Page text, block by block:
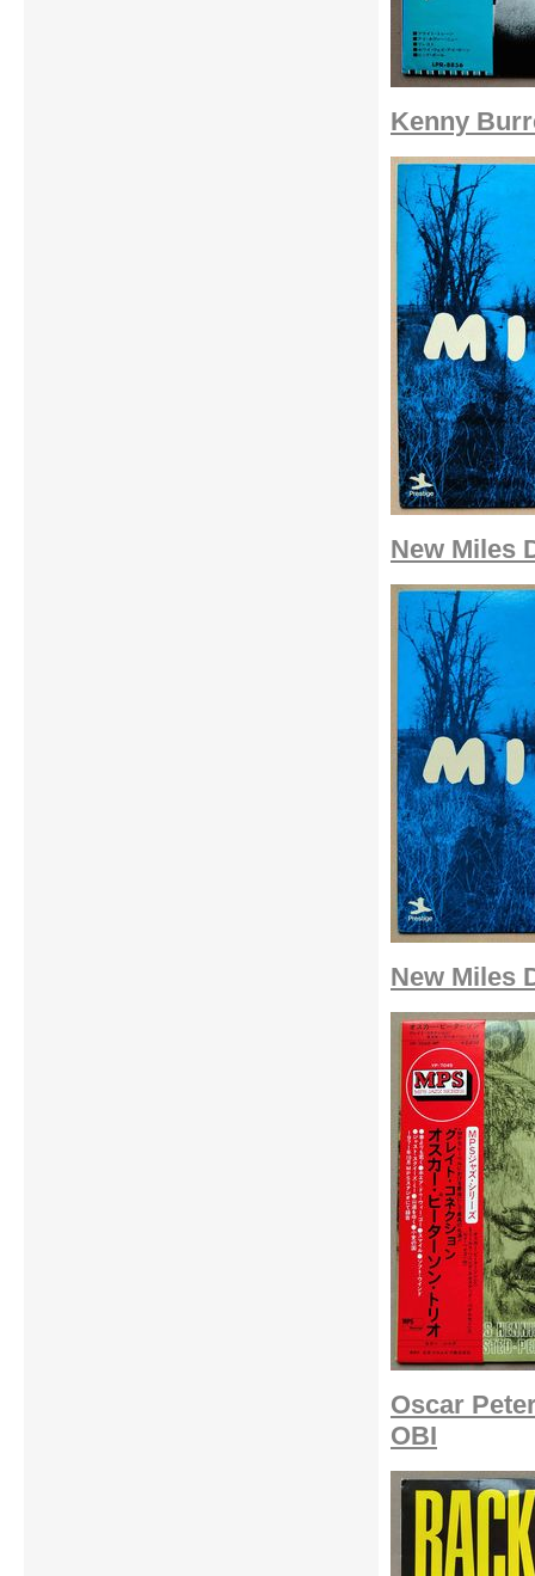
Kenny
New Miles
New Miles
Oscar
OBI